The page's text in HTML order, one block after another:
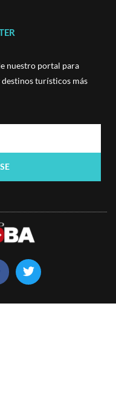
nuestro portal para
turísticos más